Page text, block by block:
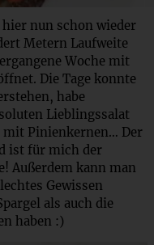
hier nun schon wieder
Metern Laufweite
Woche mit
Die Tage konnte
habe
Lieblingssalat
mit Pinienkernen… Der
ist für mich der
Außerdem kann man
Gewissen
als auch die
haben :)